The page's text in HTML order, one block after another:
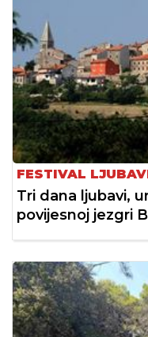
FESTIVAL
Tri dana ljubavi,
povijesnoj jezgri